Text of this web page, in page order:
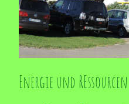
Energie und REssourcen